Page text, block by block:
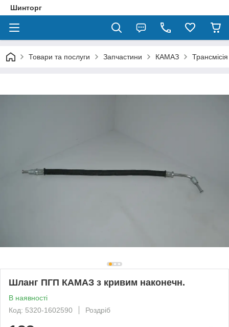
Шинторг
Товари та послуги Запчастини КАМАЗ Трансмісія
Шланг ПГП КАМАЗ з кривим наконечн.
В наявності
Код: 5320-1602590
Роздріб